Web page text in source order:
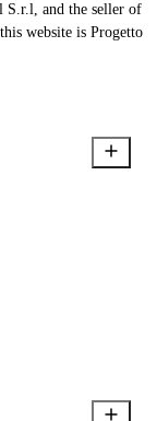
S.r.l, and the seller of
website is Progetto